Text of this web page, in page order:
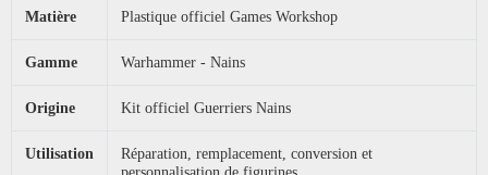
Matière Plastique officiel Games Workshop
Gamme Warhammer - Nains
Origine Kit officiel Guerriers Nains
Utilisation
Réparation, remplacement, conversion et